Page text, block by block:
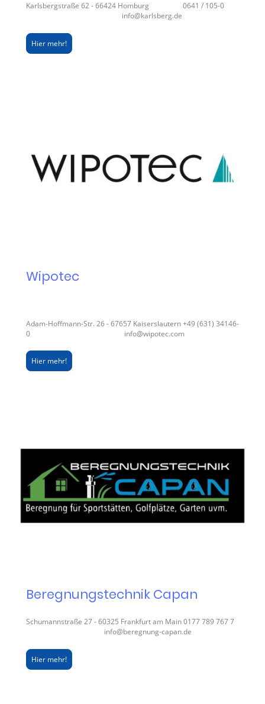
Karlsbergstraße 62 - 66424 Homburg 0641 / 105-0
info@karlsberg.de
Hier mehr!
Wipotec
Adam-Hoffmann-Str. 26 - 67657 Kaiserslautern +49 (631) 34146-
0 info@wipotec.com
Hier mehr!
Beregnungstechnik Capan
Schumannstraße 27 - 60325 Frankfurt am Main 0177 789 767 7
info@beregnung-capan.de
Hier mehr!